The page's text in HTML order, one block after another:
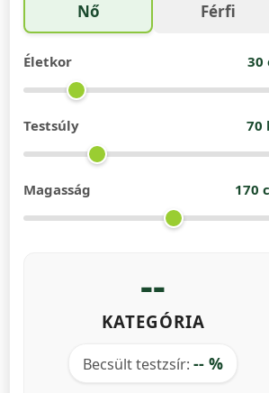
Nő Férfi
Életkor 30
Testsúly 70
Magasság 170
--
KATEGÓRIA
Becsült testzsír:-- %